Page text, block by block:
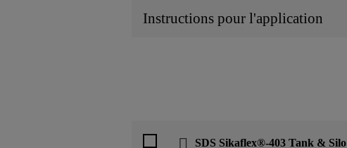
Instructions pour l'application
SDS Sikaflex®-403 Tank & Silo